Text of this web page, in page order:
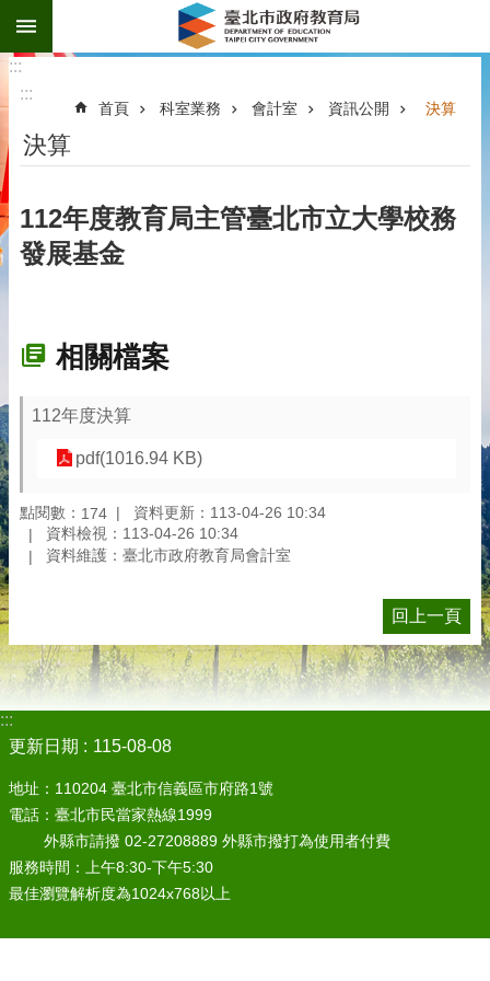
跳到主要內容區塊
:::
:::
首頁 科室業務 會計室 資訊公開 決算
決算
112年度教育局主管臺北市立大學校務
發展基金
相關檔案
112年度決算
pdf(1016.94 KB)
點閱數： 174
資料更新：113-04-26 10:34
資料檢視：113-04-26 10:34
資料維護：臺北市政府教育局會計室
回上一頁
:::
更新日期
115-08-08
地址：110204 臺北市信義區市府路1號
電話：臺北市民當家熱線1999
外縣市請撥 02-27208889 外縣市撥打為使用者付費
服務時間：上午8:30-下午5:30
最佳瀏覽解析度為1024x768以上